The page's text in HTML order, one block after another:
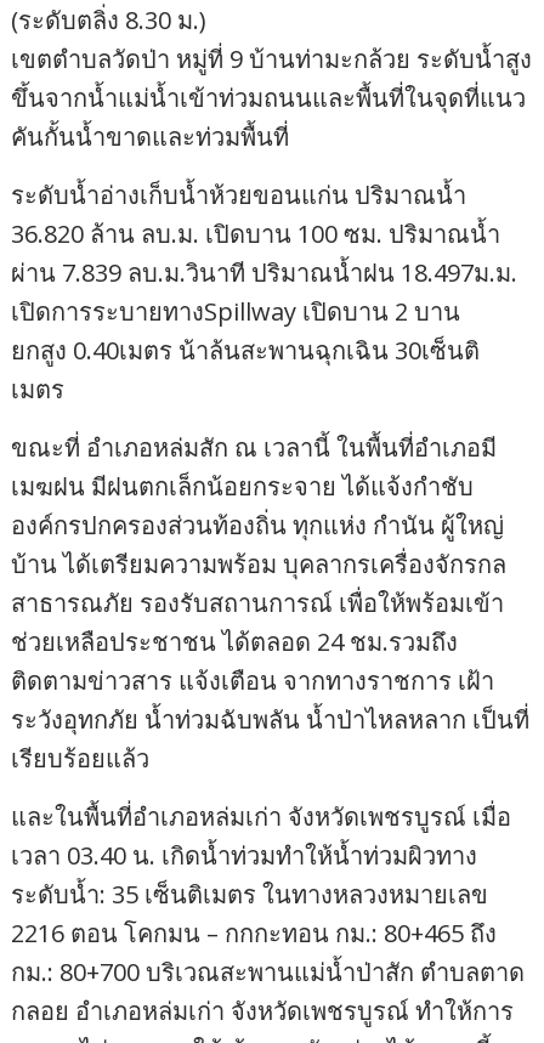
(ระดับตลิ่ง 8.30 ม.)
เขตตำบลวัดป่า หมู่ที่ 9 บ้านท่ามะกล้วย ระดับน้ำสูง
ขึ้นจากน้ำแม่น้ำเข้าท่วมถนนและพื้นที่ในจุดที่แนว
คันกั้นน้ำขาดและท่วมพื้นที่
ระดับน้ำอ่างเก็บนํ้าห้วยขอนแก่น ปริมาณน้ำ
36.820 ล้าน ลบ.ม. เปิดบาน 100 ซม. ปริมาณน้ำ
ผ่าน 7.839 ลบ.ม.วินาที ปริมาณนํ้าฝน 18.497ม.ม.
เปิดการระบายทางSpillway เปิดบาน 2 บาน
ยกสูง 0.40เมตร น้าล้นสะพานฉุกเฉิน 30เซ็นติ
เมตร
ขณะที่ อำเภอหล่มสัก ณ เวลานี้ ในพื้นที่อำเภอมี
เมฆฝน มีฝนตกเล็กน้อยกระจาย ได้แจ้งกำชับ
องค์กรปกครองส่วนท้องถิ่น ทุกแห่ง กำนัน ผู้ใหญ่
บ้าน ได้เตรียมความพร้อม บุคลากรเครื่องจักรกล
สาธารณภัย รองรับสถานการณ์ เพื่อให้พร้อมเข้า
ช่วยเหลือประชาชน ได้ตลอด 24 ชม.รวมถึง
ติดตามข่าวสาร แจ้งเตือน จากทางราชการ เฝ้า
ระวังอุทกภัย น้ำท่วมฉับพลัน น้ำป่าไหลหลาก เป็นที่
เรียบร้อยแล้ว
และในพื้นที่อำเภอหล่มเก่า จังหวัดเพชรบูรณ์ เมื่อ
เวลา 03.40 น. เกิดน้ำท่วมทำให้น้ำท่วมผิวทาง
ระดับน้ำ: 35 เซ็นติเมตร ในทางหลวงหมายเลข
2216 ตอน โคกมน – กกกะทอน กม.: 80+465 ถึง
กม.: 80+700 บริเวณสะพานแม่น้ำป่าสัก ตำบลตาด
กลอย อำเภอหล่มเก่า จังหวัดเพชรบูรณ์ ทำให้การ